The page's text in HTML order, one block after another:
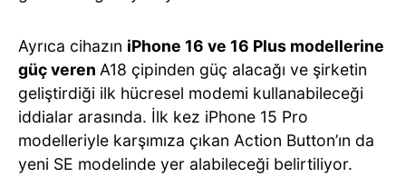
Ayrıca cihazın iPhone 16 ve 16 Plus modellerine
güç veren A18 çipinden güç alacağı ve şirketin
geliştirdiği ilk hücresel modemi kullanabileceği
iddialar arasında. İlk kez iPhone 15 Pro
modelleriyle karşımıza çıkan Action Button’ın da
yeni SE modelinde yer alabileceği belirtiliyor.